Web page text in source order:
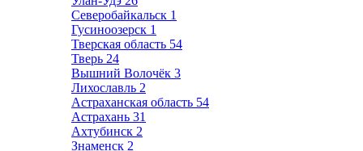
Северобайкальск 1
Гусиноозерск 1
Тверская область 54
Тверь 24
Вышний Волочёк 3
Лихославль 2
Астраханская область 54
Астрахань 31
Ахтубинск 2
Знаменск 2